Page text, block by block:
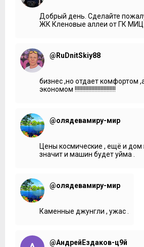
Добрый день. Сделайте
ЖК Кленовые аллеи от ГК МИЦ
@RuDnitSkiy88
бизнес ,но отдает комфортом
экономом !!!!!!!!!!!!!!!!!!!!!!!!!!!
@олядевамиру-мир
Цены космические , ещё и дом
значит и машин будет уйма .
@олядевамиру-мир
Каменные джунгли , ужас .
@АндрейЕздаков-ц9й